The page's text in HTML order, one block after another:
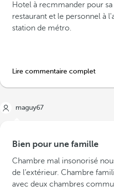
Hotel à recmmander pour
restaurant et le personnel à
station de métro.
Lire commentaire complet
maguy67
Bien pour une famille
Chambre mal insonorisé
de l’extérieur. Chambre
avec deux chambres